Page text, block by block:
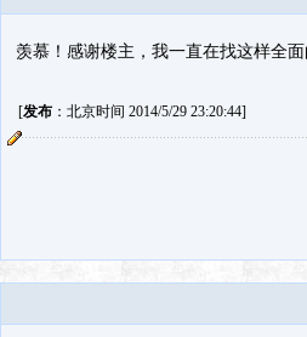
羡慕！感谢楼主，我一直在找这样全
[发布：北京时间 2014/5/29 23:20:44]